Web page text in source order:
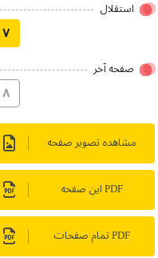
استقلال
۷
صفحه آخر
۸
مشاهده تصویر صفحه
PDF این صفحه
PDF تمام صفحات